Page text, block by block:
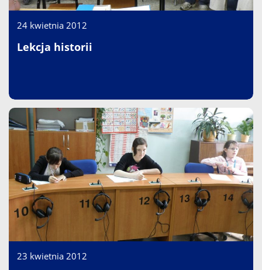
24 kwietnia 2012
Lekcja historii
23 kwietnia 2012